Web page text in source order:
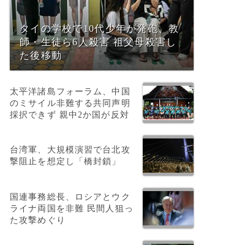
タイの学校で10代少年が発砲、教
師・生徒ら6人殺害 祖父母殺害し
た後移動
太平洋諸島フォーラム、中国
のミサイル非難する共同声明
採択できず 親中2か国が反対
台湾軍、大規模演習で台北攻
撃阻止を想定し「橋封鎖」
国連事務総長、ロシアとウク
ライナ両国を非難 民間人狙っ
た攻撃めぐり